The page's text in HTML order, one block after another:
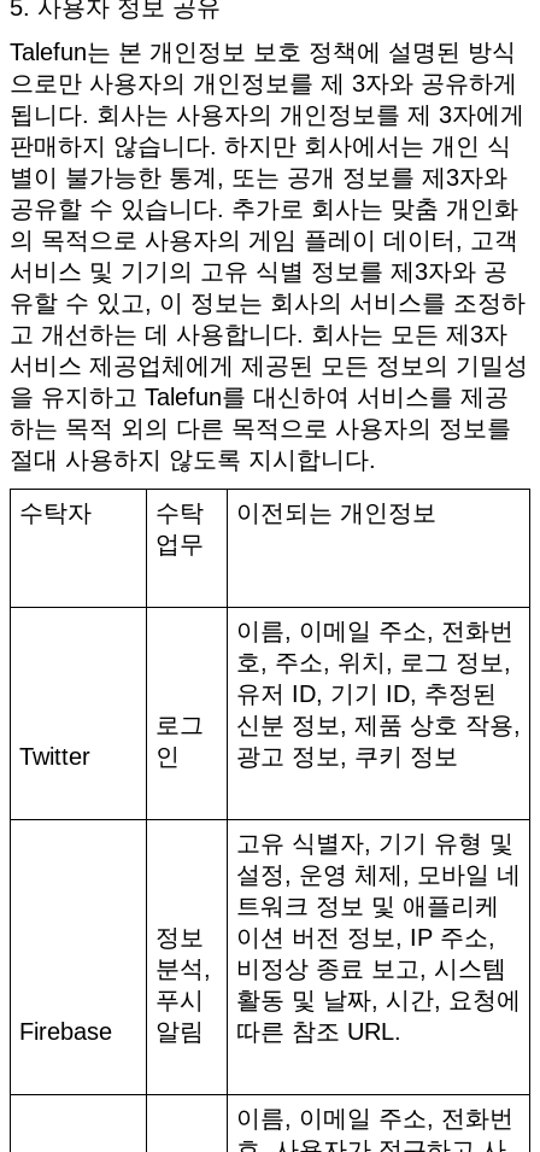
5. 사용자 정보 공유
Talefun는 본 개인정보 보호 정책에 설명된 방식
으로만 사용자의 개인정보를 제 3자와 공유하게
됩니다. 회사는 사용자의 개인정보를 제 3자에게
판매하지 않습니다. 하지만 회사에서는 개인 식
별이 불가능한 통계, 또는 공개 정보를 제3자와
공유할 수 있습니다. 추가로 회사는 맞춤 개인화
의 목적으로 사용자의 게임 플레이 데이터, 고객
서비스 및 기기의 고유 식별 정보를 제3자와 공
유할 수 있고, 이 정보는 회사의 서비스를 조정하
고 개선하는 데 사용합니다. 회사는 모든 제3자
서비스 제공업체에게 제공된 모든 정보의 기밀성
을 유지하고 Talefun를 대신하여 서비스를 제공
하는 목적 외의 다른 목적으로 사용자의 정보를
절대 사용하지 않도록 지시합니다.
수탁자
수탁
업무
이전되는 개인정보
Twitter
로그
인
이름, 이메일 주소, 전화번
호, 주소, 위치, 로그 정보,
유저 ID, 기기 ID, 추정된
신분 정보, 제품 상호 작용,
광고 정보, 쿠키 정보
Firebase
정보
분석,
푸시
알림
고유 식별자, 기기 유형 및
설정, 운영 체제, 모바일 네
트워크 정보 및 애플리케
이션 버전 정보, IP 주소,
비정상 종료 보고, 시스템
활동 및 날짜, 시간, 요청에
따른 참조 URL.
이름, 이메일 주소, 전화번